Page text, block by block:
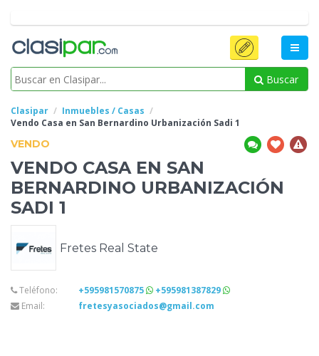
Buscar
Clasipar
Inmuebles / Casas
Vendo Casa en San Bernardino Urbanización Sadi 1
VENDO
VENDO CASA EN SAN
BERNARDINO URBANIZACIÓN
SADI 1
Fretes Real State
Teléfono: +595981570875
+595981387829
Email:
fretesyasociados@gmail.com